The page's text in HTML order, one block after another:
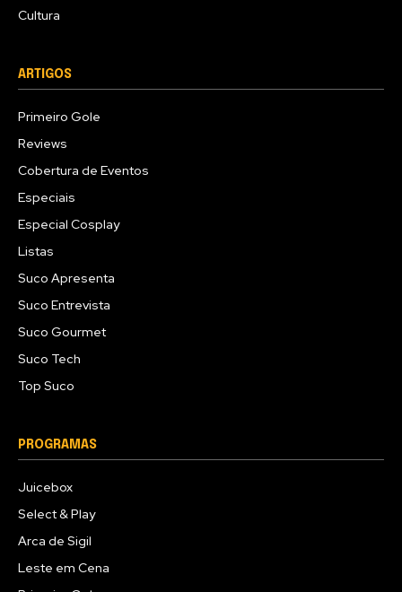
Cultura
ARTIGOS
Primeiro Gole
Reviews
Cobertura de Eventos
Especiais
Especial Cosplay
Listas
Suco Apresenta
Suco Entrevista
Suco Gourmet
Suco Tech
Top Suco
PROGRAMAS
Juicebox
Select & Play
Arca de Sigil
Leste em Cena